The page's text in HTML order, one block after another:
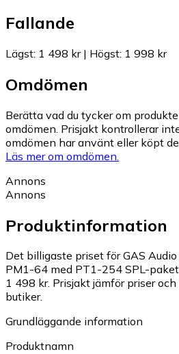
Fallande
Lägst: 1 498 kr| Högst: 1 998 kr
Omdömen
Berätta vad du tycker om
omdömen. Prisjakt kontrollerar
omdömen har använt eller köpt
Läs mer om omdömen.
Annons
Annons
Produktinformation
Det billigaste priset för GAS
PM1-64 med PT1-254 SPL-
1 498 kr. Prisjakt jämför priser
butiker.
Grundläggande information
Produktnamn